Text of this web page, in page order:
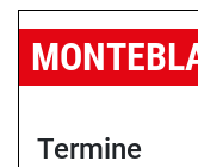
Termine